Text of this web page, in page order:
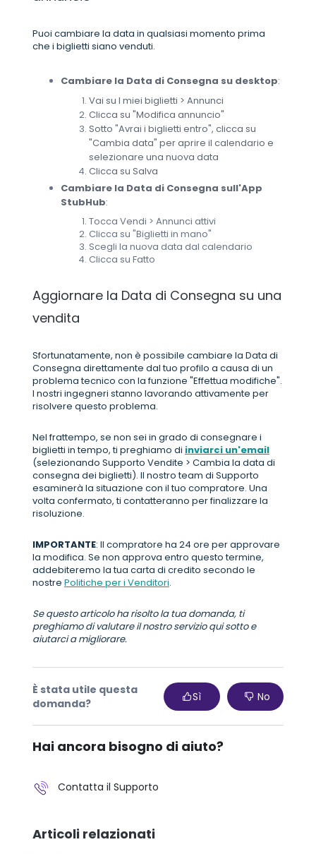
Puoi cambiare la data in qualsiasi momento prima
che i biglietti siano venduti.
Cambiare la Data di Consegna su desktop:
Vai su I miei biglietti > Annunci
Clicca su "Modifica annuncio"
Sotto "Avrai i biglietti entro", clicca su
"Cambia data" per aprire il calendario e
selezionare una nuova data
Clicca su Salva
Cambiare la Data di Consegna sull'App
StubHub:
Tocca Vendi > Annunci attivi
Clicca su "Biglietti in mano"
Scegli la nuova data dal calendario
Clicca su Fatto
Aggiornare la Data di Consegna su una
vendita
Sfortunatamente, non è possibile cambiare la Data di
Consegna direttamente dal tuo profilo a causa di un
problema tecnico con la funzione "Effettua modifiche".
I nostri ingegneri stanno lavorando attivamente per
risolvere questo problema.
Nel frattempo, se non sei in grado di consegnare i
biglietti in tempo, ti preghiamo di inviarci un'email
(selezionando Supporto Vendite > Cambia la data di
consegna dei biglietti). Il nostro team di Supporto
esaminerà la situazione con il tuo compratore. Una
volta confermato, ti contatteranno per finalizzare la
risoluzione.
IMPORTANTE: Il compratore ha 24 ore per approvare
la modifica. Se non approva entro questo termine,
addebiteremo la tua carta di credito secondo le
nostre Politiche per i Venditori.
Se questo articolo ha risolto la tua domanda, ti
preghiamo di valutare il nostro servizio qui sotto e
aiutarci a migliorare.
È stata utile questa
domanda?
Sì No
Hai ancora bisogno di aiuto?
Contatta il Supporto
Articoli relazionati